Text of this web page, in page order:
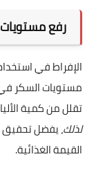
رفع
الإفراط في
مستويات السكر في
تقلل من كمية
لذلك، يفضل تحقيق
القيمة الغذائية.